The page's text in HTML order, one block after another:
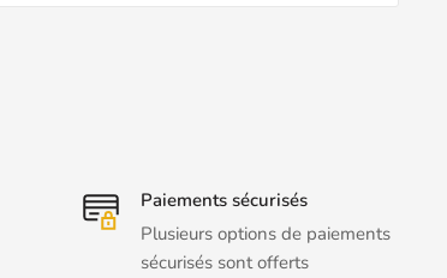
Paiements sécurisés
Plusieurs options de paiements
sécurisés sont offerts